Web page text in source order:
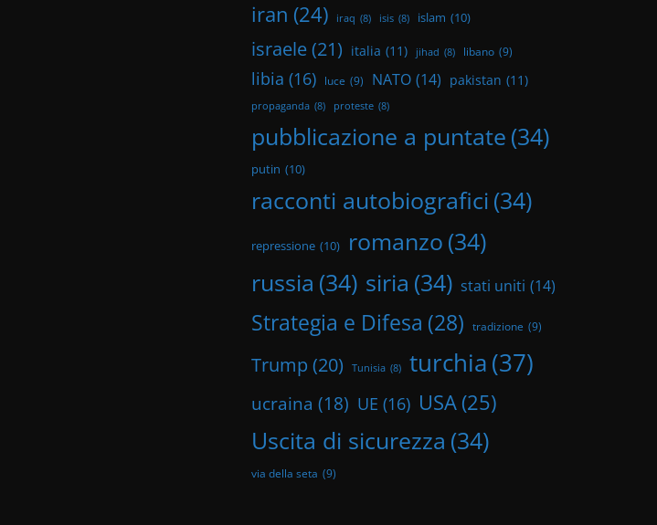
iran (24) iraq (8) isis (8) islam (10)
israele(21) italia (11) jihad (8) libano (9)
libia (16) luce (9) NATO (14) pakistan (11)
propaganda (8) proteste (8)
pubblicazione a puntate (34)
putin (10)
racconti autobiografici (34)
repressione (10) romanzo (34)
russia (34) siria (34) stati uniti (14)
Strategia e Difesa (28) tradizione (9)
Trump (20) Tunisia (8) turchia(37)
ucraina (18) UE (16) USA (25)
Uscita di sicurezza (34)
via della seta (9)